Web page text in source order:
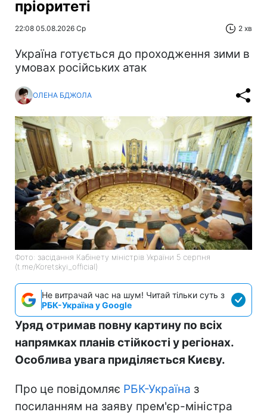
пріоритеті
22:08 05.08.2026 Ср 2 хв
Україна готується до проходження зими в
умовах російських атак
ОЛЕНА БДЖОЛА
Фото: засідання Кабінету міністрів України 5 серпня
(t.me/Koretskyi_official)
Не витрачай час на шум! Читай тільки суть з
РБК-Україна у Google
Уряд отримав повну картину по всіх
напрямках планів стійкості у регіонах.
Особлива увага приділяється Києву.
Про це повідомляє РБК-Україна з
посиланням на заяву прем'єр-міністра